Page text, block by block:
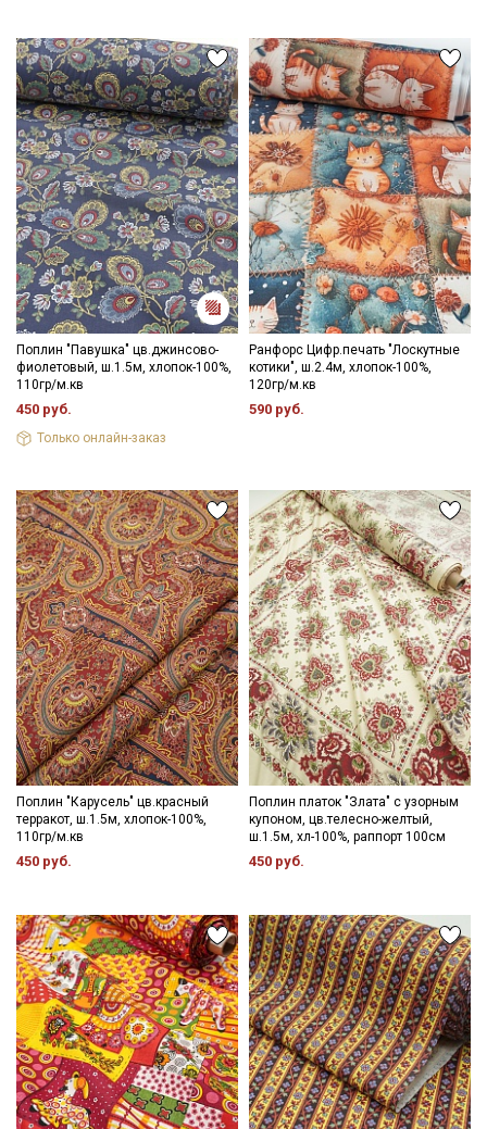
Поплин "Павушка" цв.джинсово-
фиолетовый, ш.1.5м, хлопок-100%,
110гр/м.кв
450 руб.
Только онлайн-заказ
Ранфорс Цифр.печать "Лоскутные
котики", ш.2.4м, хлопок-100%,
120гр/м.кв
590 руб.
Поплин "Карусель" цв.красный
терракот, ш.1.5м, хлопок-100%,
110гр/м.кв
450 руб.
Поплин платок "Злата" с узорным
купоном, цв.телесно-желтый,
ш.1.5м, хл-100%, раппорт 100см
450 руб.
ДаюСогласие на получение рекламных и
информационных рассылок